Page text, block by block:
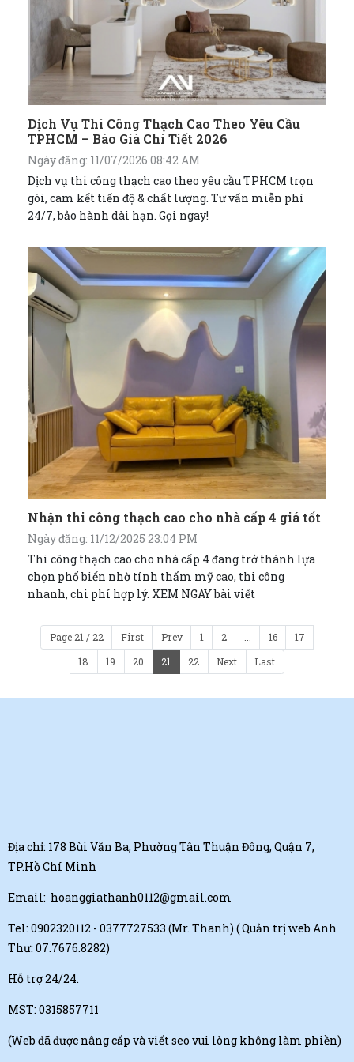
Dịch Vụ Thi Công Thạch Cao Theo Yêu Cầu
TPHCM – Báo Giá Chi Tiết 2026
Ngày đăng: 11/07/2026 08:42 AM
Dịch vụ thi công thạch cao theo yêu cầu TPHCM trọn
gói, cam kết tiến độ & chất lượng. Tư vấn miễn phí
24/7, bảo hành dài hạn. Gọi ngay!
Nhận thi công thạch cao cho nhà cấp 4 giá tốt
Ngày đăng: 11/12/2025 23:04 PM
Thi công thạch cao cho nhà cấp 4 đang trở thành lựa
chọn phổ biến nhờ tính thẩm mỹ cao, thi công
nhanh, chi phí hợp lý. XEM NGAY bài viết
Page 21 / 22 First Prev 1 2 16
17
18
19 20 21 22 Next Last
Địa chỉ: 178 Bùi Văn Ba, Phường Tân Thuận Đông, Quận 7,
TP.Hồ Chí Minh
Email: hoanggiathanh0112@gmail.com
Tel: 0902320112 - 0377727533 (Mr. Thanh) ( Quản trị web Anh
Thư: 07.7676.8282)
Hỗ trợ 24/24.
MST: 0315857711
(Web đã được nâng cấp và viết seo vui lòng không làm phiền)